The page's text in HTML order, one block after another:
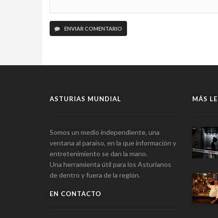
ENVIAR COMENTARIO
ASTURIAS MUNDIAL
Somos un medio independiente, una
ventana al paraíso, en la que información y
entretenimiento se dan la mano.
Una herramienta útil para los Asturianos
de dentro y fuera de la región.
EN CONTACTO
MÁS